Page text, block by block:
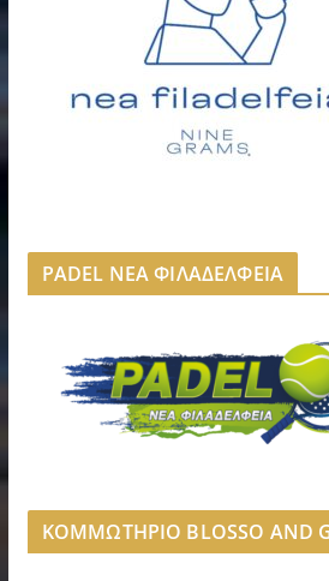
PADEL ΝΕΑ ΦΙΛΑΔΕΛΦΕΙΑ
ΚΟΜΜΩΤΗΡΙΟ BLOSSO AND